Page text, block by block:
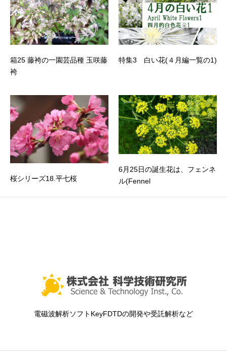
箱25 藤袴の一園芸品種 玉咲藤
袴
特集3 白い花(４月編一覧の1)
桜シリーズ18.平七桜
6月25日の誕生花は、フェンネ
ル(Fennel
電磁波解析ソフトKeyFDTDの開発や受託解析など